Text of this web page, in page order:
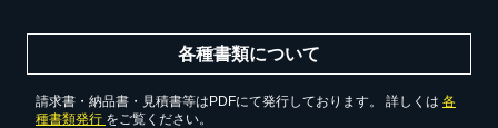
各種書類について
請求書・納品書・見積書等はPDFにて発行しております。 詳しくは 各
種書類発行 をご覧ください。